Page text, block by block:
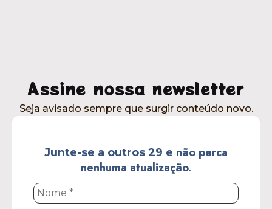
Assine nossa newsletter
Seja avisado sempre que surgir conteúdo novo.
Junte-se a outros 29 e não perca
nenhuma atualização.
Nome
*